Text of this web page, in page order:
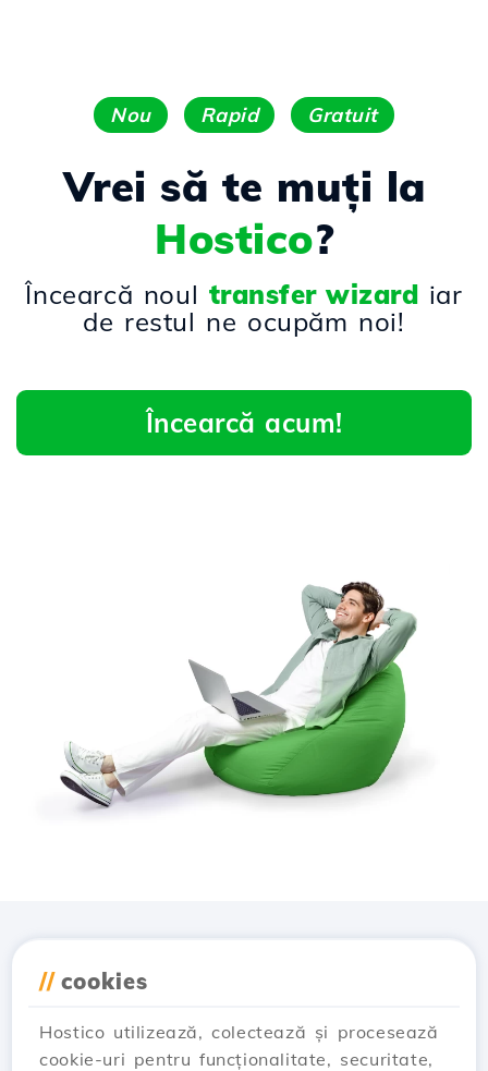
Nou Rapid Gratuit
Vrei să te muți la
Hostico?
Încearcă noul transfer wizard iar
de restul ne ocupăm noi!
Încearcă acum!
// cookies
Hostico utilizează, colectează și procesează
cookie-uri pentru funcționalitate, securitate,